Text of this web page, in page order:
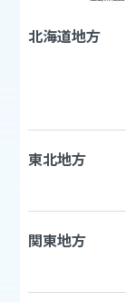
北海道地方
東北地方
関東地方